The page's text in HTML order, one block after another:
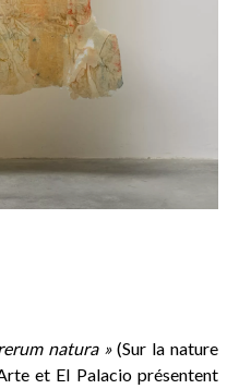
natura »(Sur la nature
et El Palacio présentent